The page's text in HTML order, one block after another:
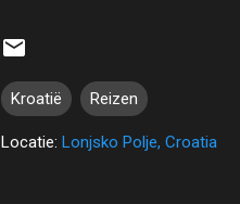
Kroatië Reizen
Locatie: Lonjsko Polje, Croatia